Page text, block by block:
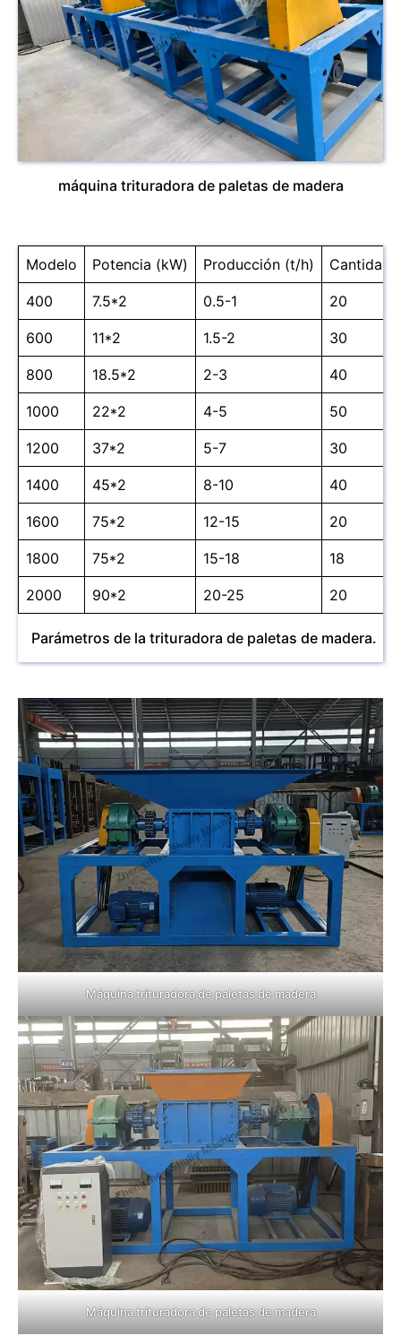
máquina trituradora de paletas de madera
Modelo Potencia (kW) Producción (t/h) Cantidad
400 7.5*2 0.5-1 20
600 11*2 1.5-2 30
800 18.5*2 2-3 40
1000 22*2 4-5 50
1200 37*2 5-7 30
1400 45*2 8-10 40
1600 75*2 12-15 20
1800 75*2 15-18 18
2000 90*2 20-25 20
Parámetros de la trituradora de paletas de madera.
Máquina trituradora de paletas de madera
Máquina trituradora de paletas de madera